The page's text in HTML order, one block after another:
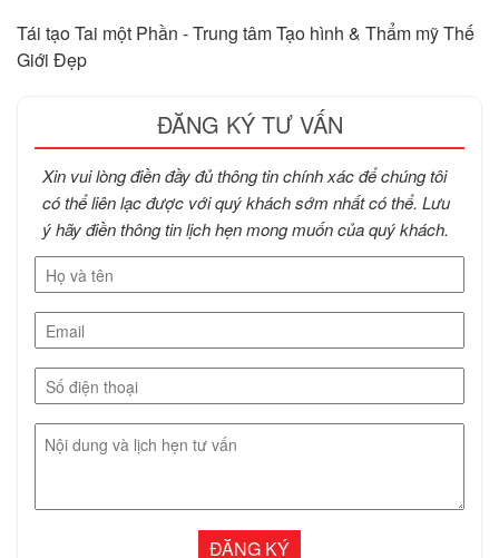
Tái tạo Tai một Phần - Trung tâm Tạo hình & Thẩm mỹ Thế
Giới Đẹp
ĐĂNG KÝ TƯ VẤN
Xin vui lòng điền đầy đủ thông tin chính xác để chúng tôi
có thể liên lạc được với quý khách sớm nhất có thể. Lưu
ý hãy điền thông tin lịch hẹn mong muốn của quý khách.